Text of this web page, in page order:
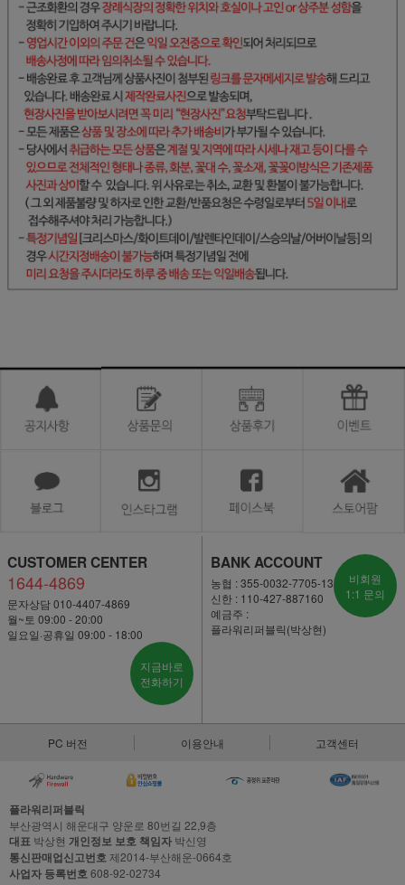
CUSTOMER CENTER
1644-4869
문자상담 010-4407-4869
월~토 09:00 - 20:00
일요일·공휴일 09:00 - 18:00
지금바로
전화하기
BANK ACCOUNT
농협 : 355-0032-7705-13
신한 : 110-427-887160
예금주 :
플라워리퍼블릭(박상현)
비회원
1:1 문의
PC 버전 이용안내 고객센터
플라워리퍼블릭
부산광역시 해운대구 양운로 80번길 22,9층
대표 박상현 개인정보 보호 책임자 박신영
통신판매업신고번호제2014-부산해운-0664호
사업자 등록번호608-92-02734